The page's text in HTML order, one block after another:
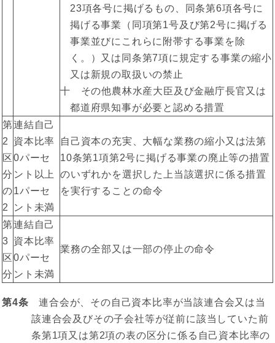
23項各号に掲げるもの、同条第6項各号に
掲げる事業（同項第1号及び第2号に掲げる
事業並びにこれらに附帯する事業を除
く。）又は同条第7項に規定する事業の縮小
又は新規の取扱いの禁止
十 その他農林水産大臣及び金融庁長官又は
都道府県知事が必要と認める措置
第
2
区
分
の
2
連結自己
資本比率
0パーセ
ント以上
1パーセ
ント未満
自己資本の充実、大幅な業務の縮小又は法第
10条第1項第2号に掲げる事業の廃止等の措置
のいずれかを選択した上当該選択に係る措置
を実行することの命令
第
3
区
分
連結自己
資本比率
0パーセ
ント未満
業務の全部又は一部の停止の命令
第4条 連合会が、その自己資本比率が当該連合会又は当
該連合会及びその子会社等が従前に該当していた前
条第1項又は第2項の表の区分に係る自己資本比率の